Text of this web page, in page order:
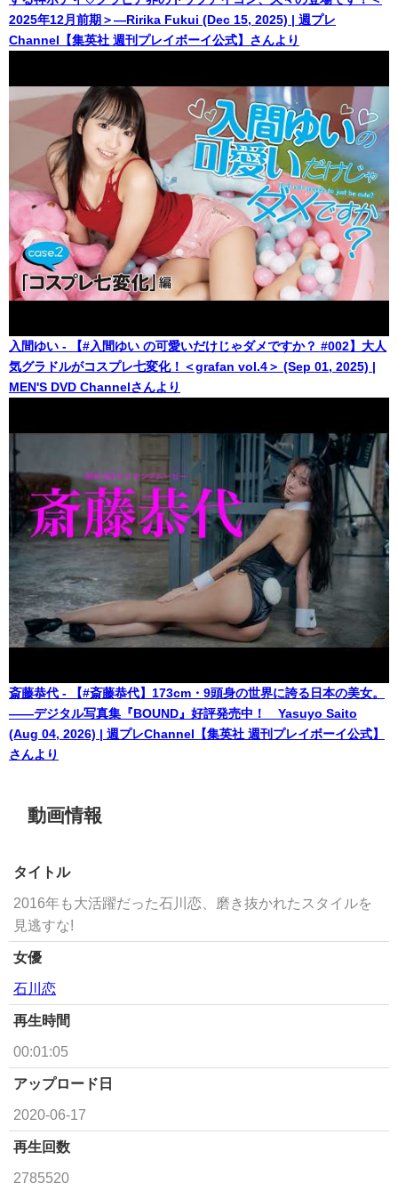
2025年12月前期＞―Ririka Fukui (Dec 15, 2025) | 週プレ
Channel【集英社 週刊プレイボーイ公式】さんより
入間ゆい - 【#入間ゆい の可愛いだけじゃダメですか？ #002】大人
気グラドルがコスプレ七変化！＜grafan vol.4＞ (Sep 01, 2025) |
MEN'S DVD Channelさんより
斎藤恭代 - 【#斎藤恭代】173cm・9頭身の世界に誇る日本の美女。
――デジタル写真集『BOUND』好評発売中！ Yasuyo Saito
(Aug 04, 2026) | 週プレChannel【集英社 週刊プレイボーイ公式】
さんより
動画情報
タイトル
2016年も大活躍だった石川恋、磨き抜かれたスタイルを
見逃すな!
女優
石川恋
再生時間
00:01:05
アップロード日
2020-06-17
再生回数
2785520